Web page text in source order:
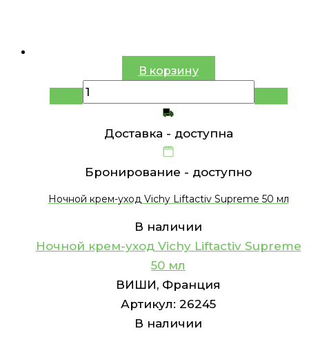
В корзину
Доставка - доступна
Бронирование - доступно
Ночной крем-уход Vichy Liftactiv Supreme 50 мл
В наличии
Ночной крем-уход Vichy Liftactiv Supreme
50 мл
ВИШИ, Франция
Артикул: 26245
В наличии